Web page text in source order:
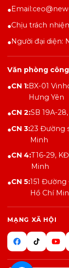
●Email:
●Chịu trách
●Người đại diện:
Văn phòng
●CN 1:BX-01
Hưng Yên
●CN 2:SB 19A-
●CN 3:23 Đường
Minh
●CN 4:T16-29,
Minh
●CN 5:151 Đường
Hồ Chí
MẠNG XÃ HỘI